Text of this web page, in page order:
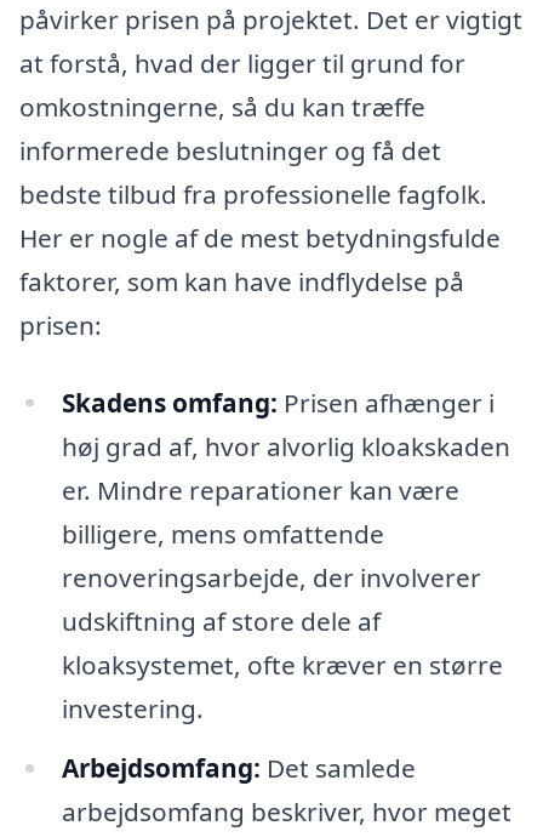
påvirker prisen på projektet. Det er vigtigt
at forstå, hvad der ligger til grund for
omkostningerne, så du kan træffe
informerede beslutninger og få det
bedste tilbud fra professionelle fagfolk.
Her er nogle af de mest betydningsfulde
faktorer, som kan have indflydelse på
prisen:
Skadens omfang: Prisen afhænger i
høj grad af, hvor alvorlig kloakskaden
er. Mindre reparationer kan være
billigere, mens omfattende
renoveringsarbejde, der involverer
udskiftning af store dele af
kloaksystemet, ofte kræver en større
investering.
Arbejdsomfang: Det samlede
arbejdsomfang beskriver, hvor meget